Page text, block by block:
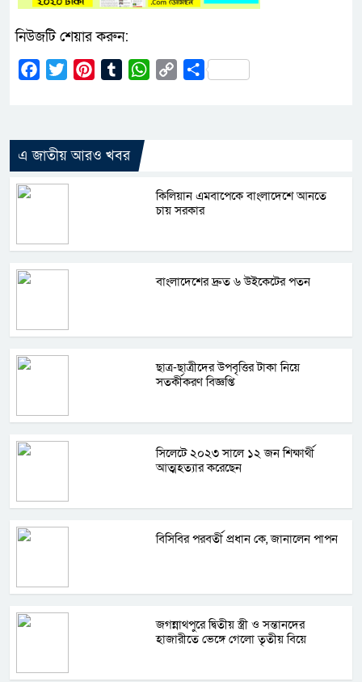
নিউজটি শেয়ার করুন:
Facebook
Twitter PinterestTumblrWhatsApp
CopyShare
এ জাতীয় আরও খবর
কিলিয়ান এমবাপেকে বাংলাদেশে আনতে
চায় সরকার
বাংলাদেশের দ্রুত ৬ উইকেটের পতন
ছাত্র-ছাত্রীদের উপবৃত্তির টাকা নিয়ে
সতর্কীকরণ বিজ্ঞপ্তি
সিলেটে ২০২৩ সালে ১২ জন শিক্ষার্থী
আত্মহত্যার করেছেন
বিসিবির পরবর্তী প্রধান কে, জানালেন পাপন
জগন্নাথপুরে দ্বিতীয় স্ত্রী ও সন্তানদের
হাজারীতে ভেঙ্গে গেলো তৃতীয় বিয়ে